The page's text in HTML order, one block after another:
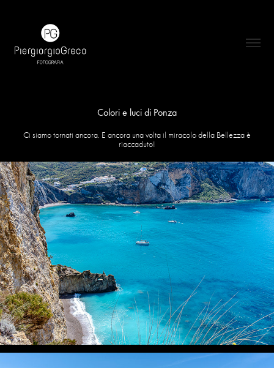
Colori e luci di Ponza
Ci siamo tornati ancora. E ancora una volta il miracolo della Bellezza è
riaccaduto!